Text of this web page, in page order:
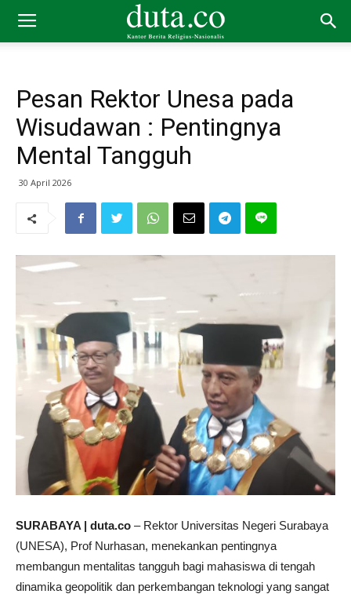
Pesan Rektor Unesa pada
Wisudawan : Pentingnya
Mental Tangguh
30 April 2026
SURABAYA | duta.co – Rektor Universitas Negeri Surabaya
(UNESA), Prof Nurhasan, menekankan pentingnya
membangun mentalitas tangguh bagi mahasiswa di tengah
dinamika geopolitik dan perkembangan teknologi yang sangat